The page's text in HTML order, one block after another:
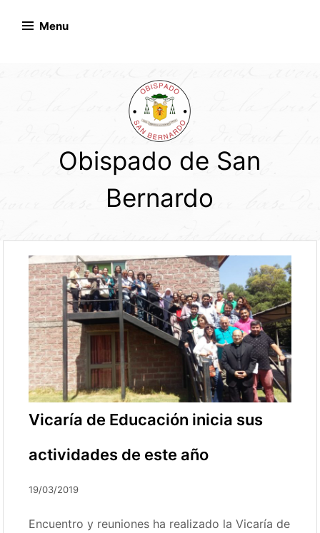
Menu
Obispado de San
Bernardo
Vicaría de Educación inicia sus
actividades de este año
19/03/2019
Encuentro y reuniones ha realizado la Vicaría de